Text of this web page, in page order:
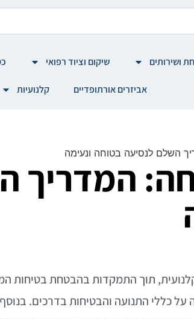
ושירותים שיקום וציוד רפואי
אביזרים אורתופדיים קלנועיות
השלם לנסיעה בטוחה ונעימה
המדריך
תוך התמקדות בהבטחת בטיחות
כללי התנועה והבטיחות בדרכים.